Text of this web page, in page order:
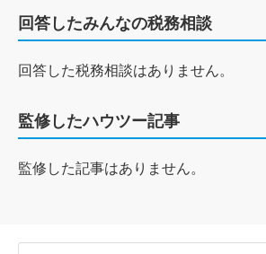
回答したみんなの税務相談
回答した税務相談はありません。
監修したハウツー記事
監修した記事はありません。